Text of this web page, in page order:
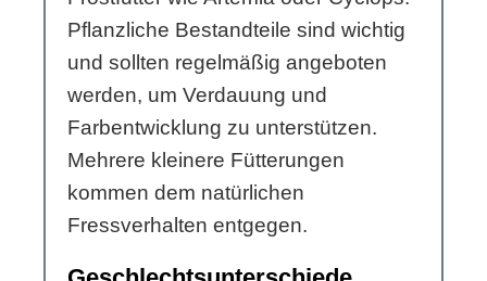
Pflanzliche Bestandteile sind wichtig
und sollten regelmäßig angeboten
werden, um Verdauung und
Farbentwicklung zu unterstützen.
Mehrere kleinere Fütterungen
kommen dem natürlichen
Fressverhalten entgegen.